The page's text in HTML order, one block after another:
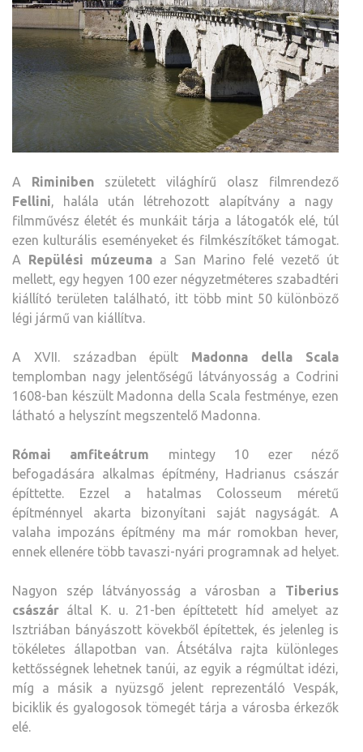
A Riminiben született világhírű olasz filmrendező
Fellini, halála után létrehozott alapítvány a nagy
filmművész életét és munkáit tárja a látogatók elé, túl
ezen kulturális eseményeket és filmkészítőket támogat.
A Repülési múzeuma a San Marino felé vezető út
mellett, egy hegyen 100 ezer négyzetméteres szabadtéri
kiállító területen található, itt több mint 50 különböző
légi jármű van kiállítva.
A XVII. században épült Madonna della Scala
templomban nagy jelentőségű látványosság a Codrini
1608-ban készült Madonna della Scala festménye, ezen
látható a helyszínt megszentelő Madonna.
Római amfiteátrum mintegy 10 ezer néző
befogadására alkalmas építmény, Hadrianus császár
építtette. Ezzel a hatalmas Colosseum méretű
építménnyel akarta bizonyítani saját nagyságát. A
valaha impozáns építmény ma már romokban hever,
ennek ellenére több tavaszi-nyári programnak ad helyet.
Nagyon szép látványosság a városban a Tiberius
császár által K. u. 21-ben építtetett híd amelyet az
Isztriában bányászott kövekből építettek, és jelenleg is
tökéletes állapotban van. Átsétálva rajta különleges
kettősségnek lehetnek tanúi, az egyik a régmúltat idézi,
míg a másik a nyüzsgő jelent reprezentáló Vespák,
biciklik és gyalogosok tömegét tárja a városba érkezők
elé.